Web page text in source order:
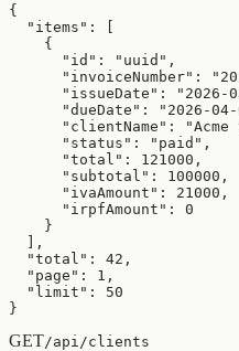
{
  "items": [
    {
      "id": "uuid",
"invoiceNumber":
"issueDate": "2026-
"dueDate": "2026-04-
"clientName": "Acme
      "status": "paid",
      "total": 121000,
      "subtotal": 100000,
      "ivaAmount": 21000,
      "irpfAmount": 0
    }
  ],
  "total": 42,
  "page": 1,
  "limit": 50
}
GET/api/clients